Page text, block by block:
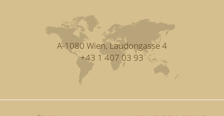
A-1080 Wien, Laudongasse 4
+43 1 407 03 93